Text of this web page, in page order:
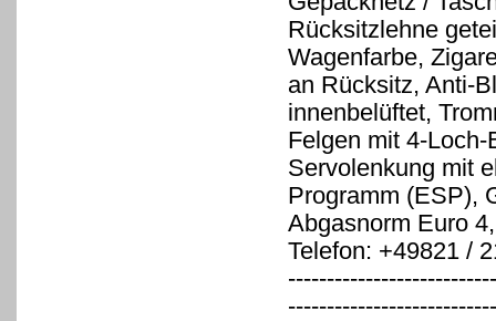
Rücksitzlehne
Wagenfarbe,
an Rücksitz, Anti-
innenbelüftet,
Felgen mit 4-
Servolenkung mit
Programm (ESP),
Abgasnorm Euro
Telefon: +49821 /